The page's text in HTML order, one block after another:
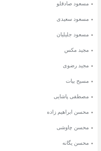
مسعود صادقلو
مسعود سعیدی
مسعود جلیلیان
مجید مکس
مجید رضوی
مسیح بیات
مصطفی پاشایی
محسن ابراهیم زاده
محسن چاوشی
محسن یگانه